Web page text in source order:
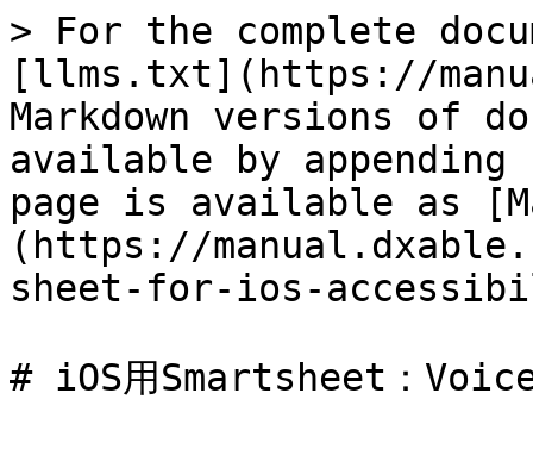
> For the complete
[llms.txt](https://
Markdown versions of
available by
page is available as
(https://
sheet-for-ios-
# iOS用Smartsheet：